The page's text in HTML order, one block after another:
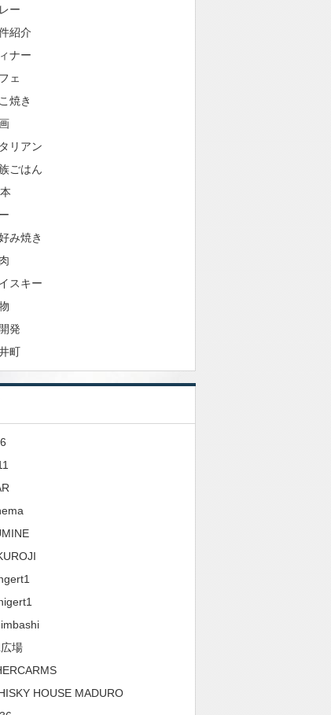
ー
紹介
ナー
ェ
焼き
リアン
ごはん
本
み焼き
スキー
発
町
場
HOUSE MADURO